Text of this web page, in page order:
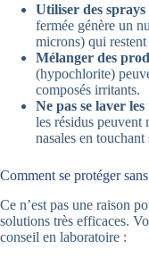
Utiliser des sprays
fermée génère un
microns) qui
Mélanger des
(hypochlorite)
composés irritants.
Ne pas se laver
les résidus peuvent
nasales en touchant
Comment se protéger
Ce n’est pas une raison
solutions très efficaces.
conseil en laboratoire :